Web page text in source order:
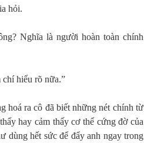
hỏi.
Nghĩa là người hoàn toàn chính
hiểu rõ nữa.”
hoá ra cô đã biết những nét chính từ
hay cảm thấy cơ thể cứng đờ của
dùng hết sức để đẩy anh ngay trong